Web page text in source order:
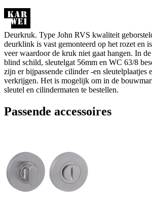
Deurkruk. Type John RVS kwaliteit
deurklink is vast gemonteerd op het rozet en
veer waardoor de kruk niet gaat hangen. In
blind schild, sleutelgat 56mm en WC 63/8
zijn er bijpassende cilinder -en sleutelplaatjes
verkrijgen. Het is mogelijk om in de
sleutel en cilindermaten te bestellen.
Passende accessoires